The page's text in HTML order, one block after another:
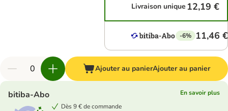
Livraison unique 12,19 €
-6% 11,46 €
Ajouter au panierAjouter au panier
bitiba-Abo
En savoir plus
Dès 9 € de commande